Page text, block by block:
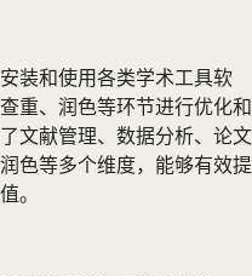
装和使用各类学术工具软
重、润色等环节进行优化和
文献管理、数据分析、论文
色等多个维度，能够有效提
。